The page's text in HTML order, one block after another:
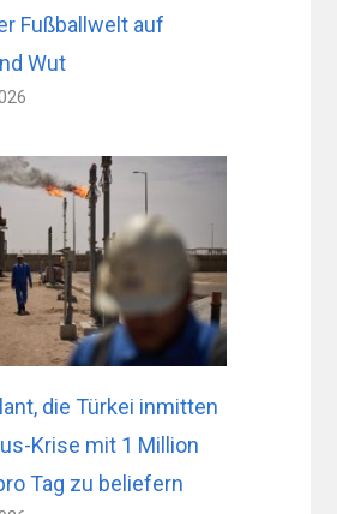
Fußballwelt auf
Wut
die Türkei inmitten
Krise mit 1 Million
Tag zu beliefern